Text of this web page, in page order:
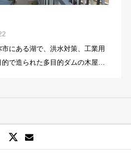
にある湖で、洪水対策、工業用
で造られた多目的ダムの木屋川